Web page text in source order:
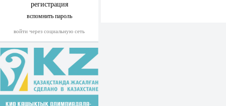
регистрация
вспомнить пароль
войти через социальную сеть